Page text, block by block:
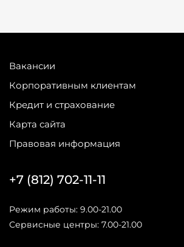
Вакансии
Корпоративным клиентам
Кредит и страхование
Карта сайта
Правовая информация
+7 (812) 702-11-11
Режим работы: 9.00-21.00
Сервисные центры: 7.00-21.00